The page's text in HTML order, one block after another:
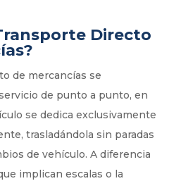
Directo
de mercancías se
de punto a punto, en
se dedica exclusivamente
trasladándola sin paradas
de vehículo. A diferencia
implican escalas o la